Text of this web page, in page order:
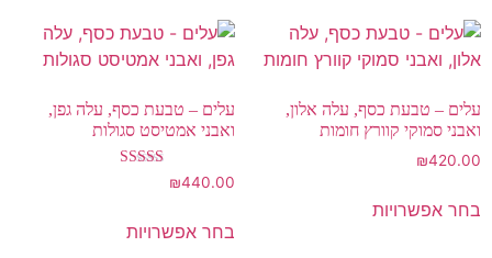
עלים – טבעת כסף, עלה אלון,
ואבני סמוקי קוורץ חומות
₪420.00
בחר אפשרויות
עלים – טבעת כסף, עלה גפן,
ואבני אמטיסט סגולות
₪440.00
בחר אפשרויות